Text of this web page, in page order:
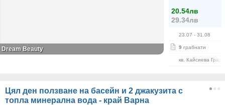
20.54лв
29.34лв
23.07 - 31.08
9 грабнати
кв. Кайсиева
Dream Beauty
Цял ден ползване на басейн и 2 джакузита с
топла минерална вода - край Варна